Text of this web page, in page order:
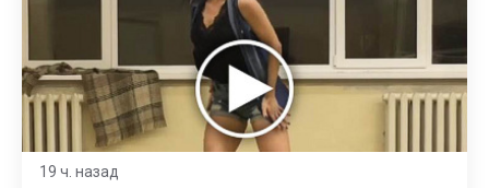
19 ч. назад